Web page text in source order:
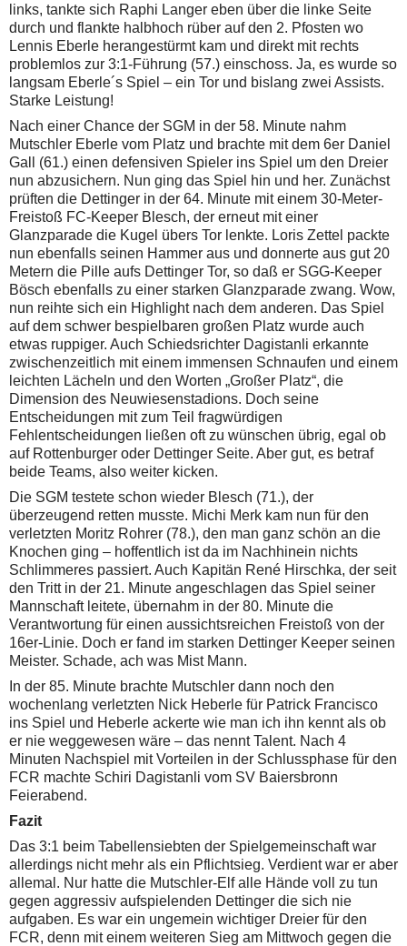
links, tankte sich Raphi Langer eben über die linke Seite
durch und flankte halbhoch rüber auf den 2. Pfosten wo
Lennis Eberle herangestürmt kam und direkt mit rechts
problemlos zur 3:1-Führung (57.) einschoss. Ja, es wurde so
langsam Eberle´s Spiel – ein Tor und bislang zwei Assists.
Starke Leistung!
Nach einer Chance der SGM in der 58. Minute nahm
Mutschler Eberle vom Platz und brachte mit dem 6er Daniel
Gall (61.) einen defensiven Spieler ins Spiel um den Dreier
nun abzusichern. Nun ging das Spiel hin und her. Zunächst
prüften die Dettinger in der 64. Minute mit einem 30-Meter-
Freistoß FC-Keeper Blesch, der erneut mit einer
Glanzparade die Kugel übers Tor lenkte. Loris Zettel packte
nun ebenfalls seinen Hammer aus und donnerte aus gut 20
Metern die Pille aufs Dettinger Tor, so daß er SGG-Keeper
Bösch ebenfalls zu einer starken Glanzparade zwang. Wow,
nun reihte sich ein Highlight nach dem anderen. Das Spiel
auf dem schwer bespielbaren großen Platz wurde auch
etwas ruppiger. Auch Schiedsrichter Dagistanli erkannte
zwischenzeitlich mit einem immensen Schnaufen und einem
leichten Lächeln und den Worten „Großer Platz“, die
Dimension des Neuwiesenstadions. Doch seine
Entscheidungen mit zum Teil fragwürdigen
Fehlentscheidungen ließen oft zu wünschen übrig, egal ob
auf Rottenburger oder Dettinger Seite. Aber gut, es betraf
beide Teams, also weiter kicken.
Die SGM testete schon wieder Blesch (71.), der
überzeugend retten musste. Michi Merk kam nun für den
verletzten Moritz Rohrer (78.), den man ganz schön an die
Knochen ging – hoffentlich ist da im Nachhinein nichts
Schlimmeres passiert. Auch Kapitän René Hirschka, der seit
den Tritt in der 21. Minute angeschlagen das Spiel seiner
Mannschaft leitete, übernahm in der 80. Minute die
Verantwortung für einen aussichtsreichen Freistoß von der
16er-Linie. Doch er fand im starken Dettinger Keeper seinen
Meister. Schade, ach was Mist Mann.
In der 85. Minute brachte Mutschler dann noch den
wochenlang verletzten Nick Heberle für Patrick Francisco
ins Spiel und Heberle ackerte wie man ich ihn kennt als ob
er nie weggewesen wäre – das nennt Talent. Nach 4
Minuten Nachspiel mit Vorteilen in der Schlussphase für den
FCR machte Schiri Dagistanli vom SV Baiersbronn
Feierabend.
Fazit
Das 3:1 beim Tabellensiebten der Spielgemeinschaft war
allerdings nicht mehr als ein Pflichtsieg. Verdient war er aber
allemal. Nur hatte die Mutschler-Elf alle Hände voll zu tun
gegen aggressiv aufspielenden Dettinger die sich nie
aufgaben. Es war ein ungemein wichtiger Dreier für den
FCR, denn mit einem weiteren Sieg am Mittwoch gegen die